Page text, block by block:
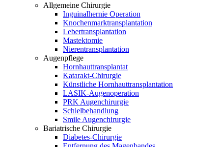
Allgemeine Chirurgie
Inguinalhernie Operation
Knochenmarktransplantation
Lebertransplantation
Mastektomie
Nierentransplantation
Augenpflege
Hornhauttransplantat
Katarakt-Chirurgie
Künstliche Hornhauttransplantation
LASIK-Augenoperation
PRK Augenchirurgie
Schielbehandlung
Smile Augenchirurgie
Bariatrische Chirurgie
Diabetes-Chirurgie